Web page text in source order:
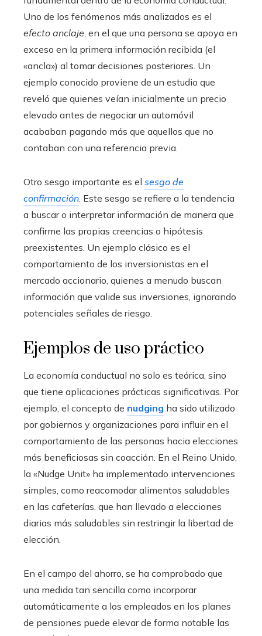
Uno de los fenómenos más analizados es el
efecto anclaje , en el que una persona se apoya en
exceso en la primera información recibida (el
«ancla») al tomar decisiones posteriores. Un
ejemplo conocido proviene de un estudio que
reveló que quienes veían inicialmente un precio
elevado antes de negociar un automóvil
acababan pagando más que aquellos que no
contaban con una referencia previa.
Otro sesgo importante es el sesgo de
confirmación . Este sesgo se refiere a la tendencia
a buscar o interpretar información de manera que
confirme las propias creencias o hipótesis
preexistentes. Un ejemplo clásico es el
comportamiento de los inversionistas en el
mercado accionario, quienes a menudo buscan
información que valide sus inversiones, ignorando
potenciales señales de riesgo.
Ejemplos de uso práctico
La economía conductual no solo es teórica, sino
que tiene aplicaciones prácticas significativas. Por
ejemplo, el concepto de nudging ha sido utilizado
por gobiernos y organizaciones para influir en el
comportamiento de las personas hacia elecciones
más beneficiosas sin coacción. En el Reino Unido,
la «Nudge Unit» ha implementado intervenciones
simples, como reacomodar alimentos saludables
en las cafeterías, que han llevado a elecciones
diarias más saludables sin restringir la libertad de
elección.
En el campo del ahorro, se ha comprobado que
una medida tan sencilla como incorporar
automáticamente a los empleados en los planes
de pensiones puede elevar de forma notable las